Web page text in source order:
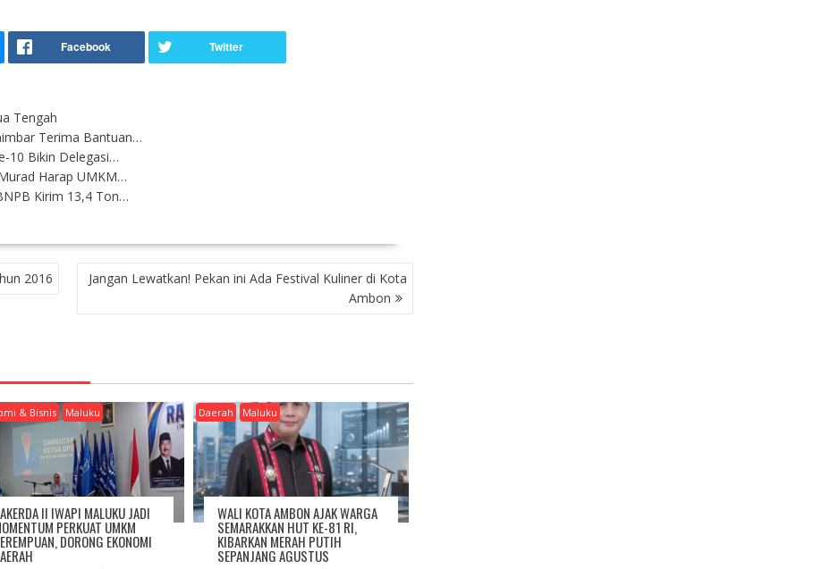
Tengah
Terima Bantuan…
10 Bikin Delegasi…
Harap UMKM…
Kirim 13,4 Ton…
2016
Jangan Lewatkan! Pekan ini Ada Festival Kuliner di Kota
Ambon
& Bisnis Maluku
II IWAPI MALUKU JADI
PERKUAT UMKM
DORONG EKONOMI
Daerah Maluku
WALI KOTA AMBON AJAK WARGA
SEMARAKKAN HUT KE-81 RI,
KIBARKAN MERAH PUTIH
SEPANJANG AGUSTUS